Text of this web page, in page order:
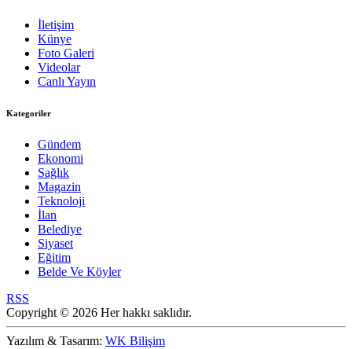
İletişim
Künye
Foto Galeri
Videolar
Canlı Yayın
Kategoriler
Gündem
Ekonomi
Sağlık
Magazin
Teknoloji
İlan
Belediye
Siyaset
Eğitim
Belde Ve Köyler
RSS
Copyright © 2026 Her hakkı saklıdır.
Yazılım & Tasarım: WK Bilişim